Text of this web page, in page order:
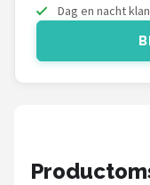
Westin
Salmo
Dag en nacht